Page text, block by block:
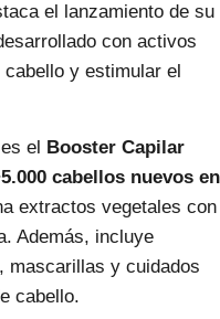
el lanzamiento de su
con activos
y estimular el
el
Booster Capilar
cabellos nuevos en
extractos vegetales con
Además, incluye
mascarillas y cuidados
cabello.